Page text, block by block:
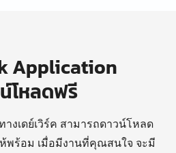
Application
โหลดฟรี
งเดย์เวิร์ค สามารถดาวน์โหลด
พร้อม เมื่อมีงานที่คุณสนใจ จะมี